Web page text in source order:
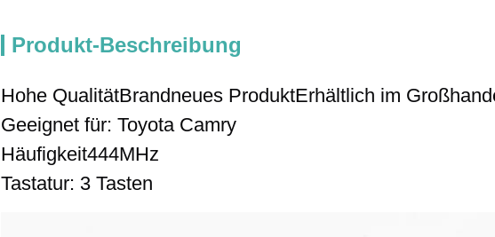
Produkt-Beschreibung
Hohe QualitätBrandneues ProduktErhältlich im
Geeignet für: Toyota Camry
Häufigkeit444MHz
Tastatur: 3 Tasten